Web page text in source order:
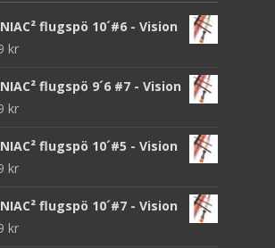
flugspö 10´#6 - Vision
kr
flugspö 9´6 #7 - Vision
kr
flugspö 10´#5 - Vision
kr
flugspö 10´#7 - Vision
kr